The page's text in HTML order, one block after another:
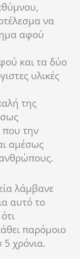
να
αφού
και τα δύο
υλικές
της
που την
αμέσως
λάμβανε
αυτό το
παρόμοιο
5 χρόνια.